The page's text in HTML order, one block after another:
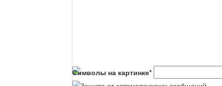
Символы на картинке*